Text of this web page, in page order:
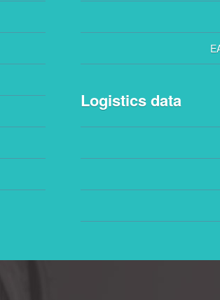
Logistics data